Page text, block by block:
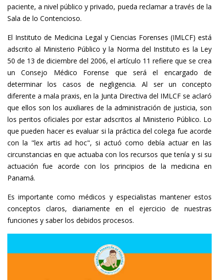
paciente, a nivel público y privado, pueda reclamar a través de la
Sala de lo Contencioso.
El Instituto de Medicina Legal y Ciencias Forenses (IMLCF) está
adscrito al Ministerio Público y la Norma del Instituto es la Ley
50 de 13 de diciembre del 2006, el artículo 11 refiere que se crea
un Consejo Médico Forense que será el encargado de
determinar los casos de negligencia. Al ser un concepto
diferente a mala praxis, en la Junta Directiva del IMLCF se aclaró
que ellos son los auxiliares de la administración de justicia, son
los peritos oficiales por estar adscritos al Ministerio Público. Lo
que pueden hacer es evaluar si la práctica del colega fue acorde
con la "lex artis ad hoc", si actuó como debía actuar en las
circunstancias en que actuaba con los recursos que tenía y si su
actuación fue acorde con los principios de la medicina en
Panamá.
Es importante como médicos y especialistas mantener estos
conceptos claros, diariamente en el ejercicio de nuestras
funciones y saber los debidos procesos.